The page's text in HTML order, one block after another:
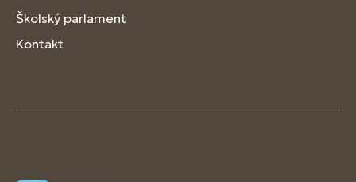
Školský parlament
Kontakt